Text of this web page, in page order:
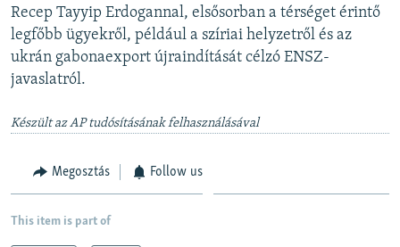
Recep Tayyip Erdogannal, elsősorban a térséget érintő
legfőbb ügyekről, például a szíriai helyzetről és az
ukrán gabonaexport újraindítását célzó ENSZ-
javaslatról.
Készült az AP tudósításának felhasználásával
Megosztás Follow us
This item is part of